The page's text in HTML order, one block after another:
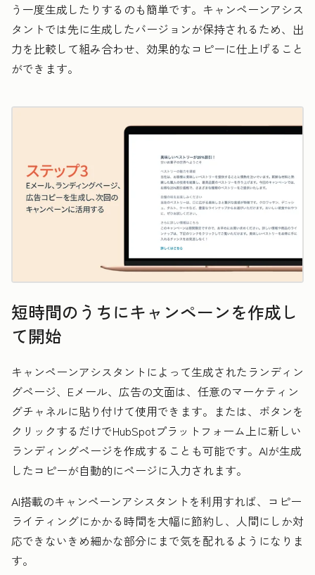
う一度生成したりするのも簡単です。キャンペーンアシス
タントでは先に生成したバージョンが保持されるため、出
力を比較して組み合わせ、効果的なコピーに仕上げること
ができます。
短時間のうちにキャンペーンを作成し
て開始
キャンペーンアシスタントによって生成されたランディン
グページ、Eメール、広告の文面は、任意のマーケティン
グチャネルに貼り付けて使用できます。または、ボタンを
クリックするだけでHubSpotプラットフォーム上に新しい
ランディングページを作成することも可能です。AIが生成
したコピーが自動的にページに入力されます。
AI搭載のキャンペーンアシスタントを利用すれば、コピー
ライティングにかかる時間を大幅に節約し、 人間にしか対
応できないきめ細かな部分にまで気を配れるようになりま
す。